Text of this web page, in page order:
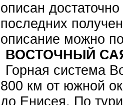
описан
последних
описание можно
ВОСТОЧНЫЙ
Горная система
800 км от южной
до Енисея. По